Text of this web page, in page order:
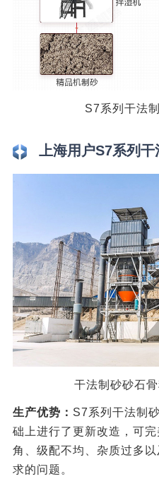
S7系列干法
上海用户S7系列
干法制砂砂石
生产优势： S7系列干法制
础上进行了更新改造，可
角、级配不均、杂质过多
求的问题。